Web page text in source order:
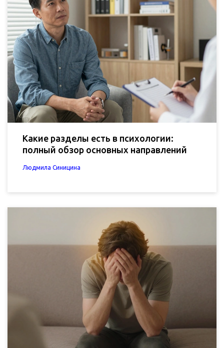
Какие разделы есть в психологии:
полный обзор основных направлений
Людмила Синицина